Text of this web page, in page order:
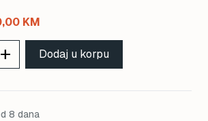
KM
price
is:
add Dodaj u korpu
8 dana